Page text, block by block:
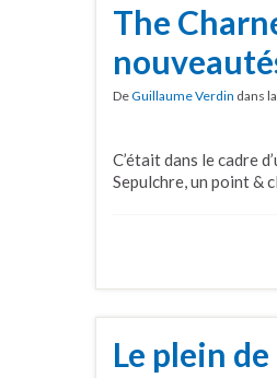
The
DeGuillaume Verdin dans
C’était dans le cadre
Sepulchre, un point &
Le plein